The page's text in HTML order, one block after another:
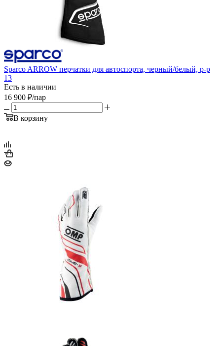
Sparco ARROW перчатки для автоспорта, черный/белый, р-р
13
Есть в наличии
16 900 ₽/пар
В корзину